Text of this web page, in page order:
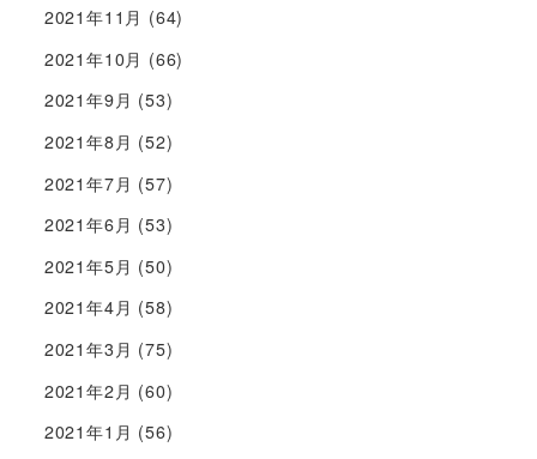
2021年11月 (64)
2021年10月 (66)
2021年9月 (53)
2021年8月 (52)
2021年7月 (57)
2021年6月 (53)
2021年5月 (50)
2021年4月 (58)
2021年3月 (75)
2021年2月 (60)
2021年1月 (56)